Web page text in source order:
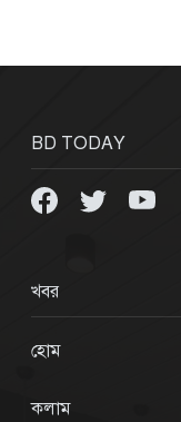
BD TODAY
খবর
হোম
কলাম